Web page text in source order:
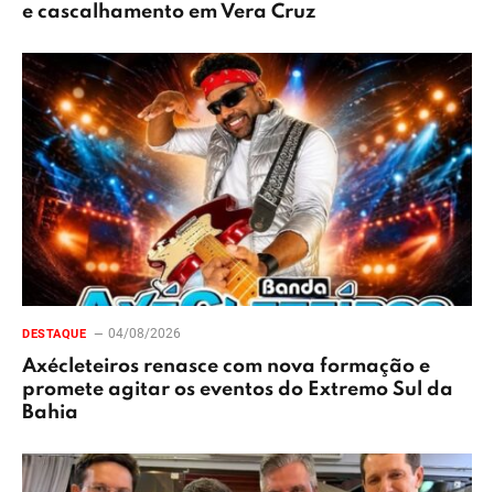
e cascalhamento em Vera Cruz
DESTAQUE 04/08/2026
Axécleteiros renasce com nova formação e
promete agitar os eventos do Extremo Sul da
Bahia